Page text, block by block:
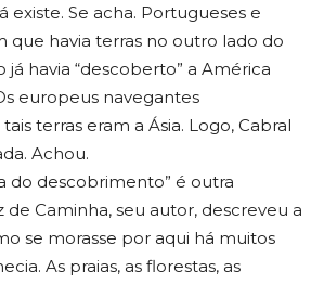
existe. Se acha. Portugueses e
que havia terras no outro lado do
havia “descoberto” a América
europeus navegantes
terras eram a Ásia. Logo, Cabral
Achou.
do descobrimento” é outra
de Caminha, seu autor, descreveu a
se morasse por aqui há muitos
As praias, as florestas, as